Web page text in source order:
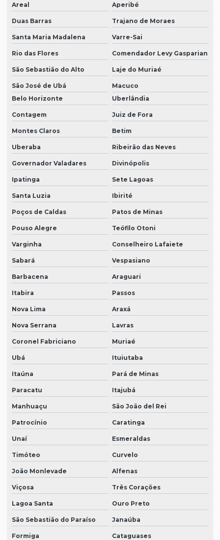
Areal Aperibé
Duas Barras Trajano de Moraes
Santa Maria Madalena Varre-Sai
Rio das Flores Comendador Levy Gasparian
São Sebastião do Alto Laje do Muriaé
São José de Ubá
Macuco
Belo Horizonte
Uberlândia
Contagem Juiz de Fora
Montes Claros Betim
Uberaba Ribeirão das Neves
Governador Valadares Divinópolis
Ipatinga Sete Lagoas
Santa Luzia Ibirité
Poços de Caldas Patos de Minas
Pouso Alegre Teófilo Otoni
Varginha Conselheiro Lafaiete
Sabará Vespasiano
Barbacena Araguari
Itabira Passos
Nova Lima Araxá
Nova Serrana Lavras
Coronel Fabriciano Muriaé
Ubá Ituiutaba
Itaúna Pará de Minas
Paracatu Itajubá
Manhuaçu São João del Rei
Patrocínio Caratinga
Unaí Esmeraldas
Timóteo Curvelo
João Monlevade Alfenas
Viçosa Três Corações
Lagoa Santa Ouro Preto
São Sebastião do Paraíso Janaúba
Formiga Cataguases